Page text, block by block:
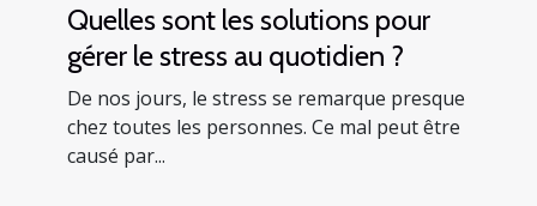
Quelles sont les solutions pour
gérer le stress au quotidien ?
De nos jours, le stress se remarque presque
chez toutes les personnes. Ce mal peut être
causé par...